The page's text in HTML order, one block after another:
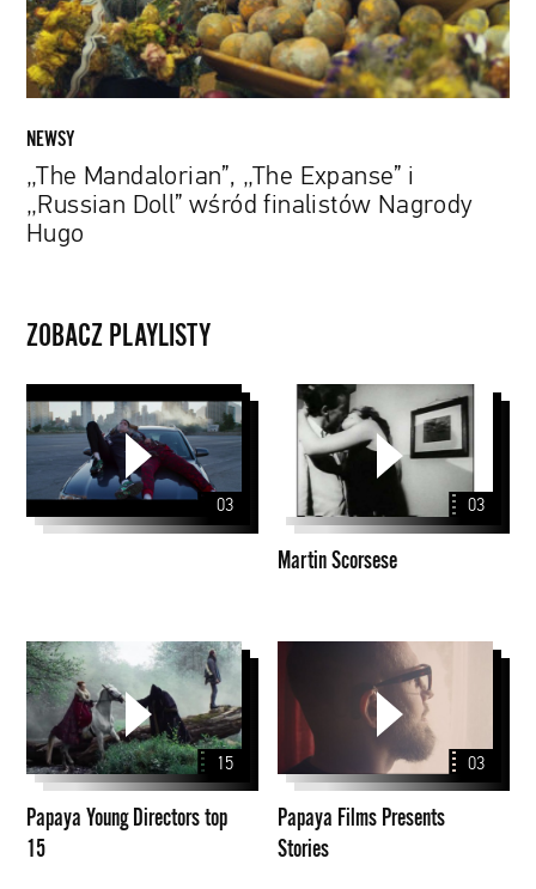
wśród
finalistów
Nagrody
Hugo
NEWSY
„The Mandalorian”, „The Expanse” i
„Russian Doll” wśród finalistów Nagrody
Hugo
ZOBACZ PLAYLISTY
03
Martin
Scorsese
03
Martin Scorsese
Papaya
Young
Directors
top
15
15
Papaya Young Directors top
15
Presents
Stories
03
Papaya Films Presents
Stories